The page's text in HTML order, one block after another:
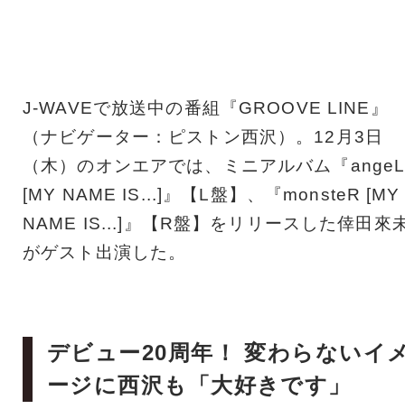
J-WAVEで放送中の番組『GROOVE LINE』
（ナビゲーター：ピストン西沢）。12月3日
（木）のオンエアでは、ミニアルバム『angeL
[MY NAME IS...]』【L盤】、『monsteR [MY
NAME IS...]』【R盤】をリリースした倖田來
がゲスト出演した。
デビュー20周年！ 変わらないイ
ージに西沢も「大好きです」